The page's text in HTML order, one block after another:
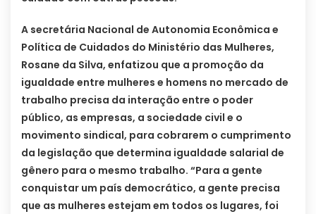
A secretária Nacional de Autonomia Econômica e
Política de Cuidados do Ministério das Mulheres,
Rosane da Silva, enfatizou que a promoção da
igualdade entre mulheres e homens no mercado de
trabalho precisa da interação entre o poder
público, as empresas, a sociedade civil e o
movimento sindical, para cobrarem o cumprimento
da legislação que determina igualdade salarial de
gênero para o mesmo trabalho. “Para a gente
conquistar um país democrático, a gente precisa
que as mulheres estejam em todos os lugares, foi